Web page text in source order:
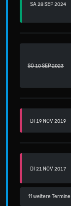
SA 28 SEP 2024
SO 10 SEP 2023
DI 19 NOV 2019
DI 21 NOV 2017
11 weitere Termine